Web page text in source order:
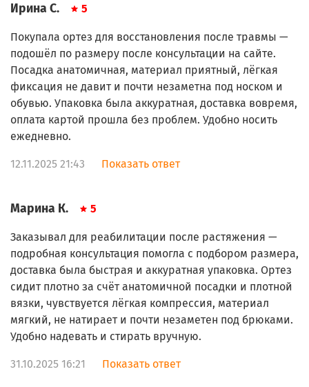
Ирина С. 5
Покупала ортез для восстановления после травмы —
подошёл по размеру после консультации на сайте.
Посадка анатомичная, материал приятный, лёгкая
фиксация не давит и почти незаметна под носком и
обувью. Упаковка была аккуратная, доставка вовремя,
оплата картой прошла без проблем. Удобно носить
ежедневно.
12.11.2025 21:43 Показать ответ
Марина К. 5
Заказывал для реабилитации после растяжения —
подробная консультация помогла с подбором размера,
доставка была быстрая и аккуратная упаковка. Ортез
сидит плотно за счёт анатомичной посадки и плотной
вязки, чувствуется лёгкая компрессия, материал
мягкий, не натирает и почти незаметен под брюками.
Удобно надевать и стирать вручную.
31.10.2025 16:21 Показать ответ